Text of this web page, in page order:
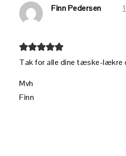
Finn Pedersen
Tak for alle dine tæske-lækre
Mvh
Finn